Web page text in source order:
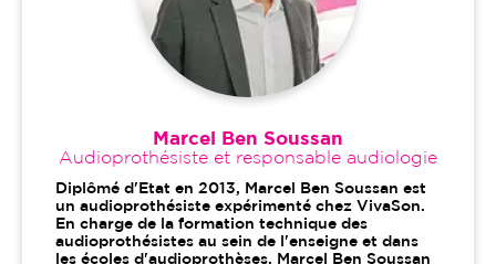
Marcel Ben Soussan
Audioprothésiste et responsable audiologie
Diplômé d'Etat en 2013, Marcel Ben Soussan est
un audioprothésiste expérimenté chez VivaSon.
En charge de la formation technique des
audioprothésistes au sein de l'enseigne et dans
les écoles d'audioprothèses, Marcel Ben Soussan